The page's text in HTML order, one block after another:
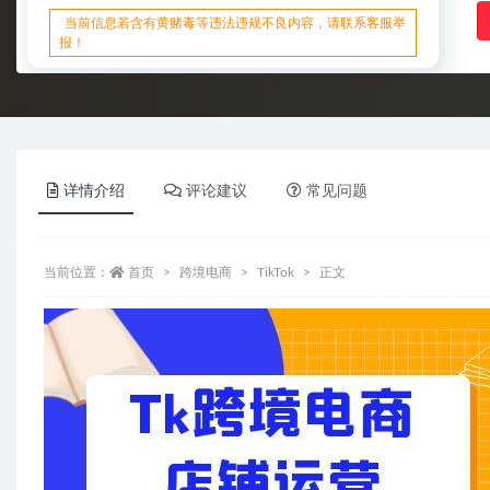
当前信息若含有黄赌毒等违法违规不良内容，请联系客服举
报！
详情介绍 评论建议 常见问题
当前位置： 首页 跨境电商 TikTok 正文